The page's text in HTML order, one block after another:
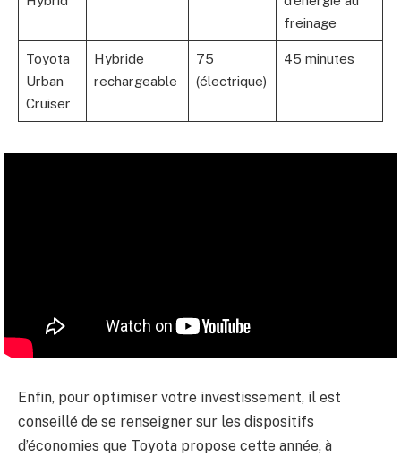
freinage
Toyota
Urban
Cruiser
Hybride
rechargeable
75
(électrique)
45 minutes
Enfin, pour optimiser votre investissement, il est
conseillé de se renseigner sur les dispositifs
d’économies que Toyota propose cette année, à